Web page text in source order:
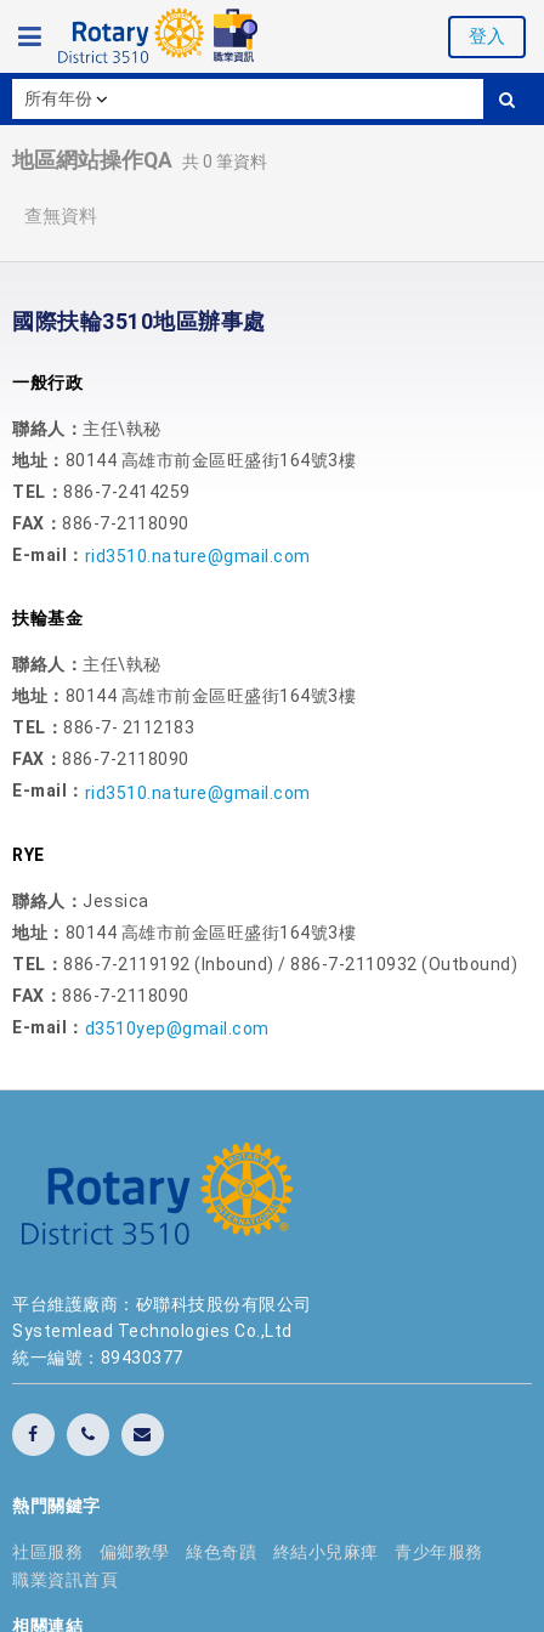
登入
地區網站操作QA 共0 筆資料
查無資料
國際扶輪3510地區辦事處
一般行政
聯絡人： 主任\執秘
地址： 80144 高雄市前金區旺盛街164號3樓
TEL： 886-7-2414259
FAX： 886-7-2118090
E-mail： rid3510.nature@gmail.com
扶輪基金
聯絡人： 主任\執秘
地址： 80144 高雄市前金區旺盛街164號3樓
TEL： 886-7- 2112183
FAX： 886-7-2118090
E-mail： rid3510.nature@gmail.com
RYE
聯絡人： Jessica
地址： 80144 高雄市前金區旺盛街164號3樓
TEL： 886-7-2119192 (Inbound) / 886-7-2110932 (Outbound)
FAX： 886-7-2118090
E-mail： d3510yep@gmail.com
平台維護廠商：矽聯科技股份有限公司
Systemlead Technologies Co.,Ltd
統一編號：89430377
熱門關鍵字
社區服務 偏鄉教學 綠色奇蹟 終結小兒麻痺
青少年服務
職業資訊首頁
相關連結